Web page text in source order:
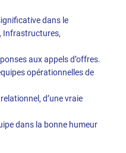
dans le
Infrastructures,
aux appels d’offres.
opérationnelles de
d’une vraie
dans la bonne humeur